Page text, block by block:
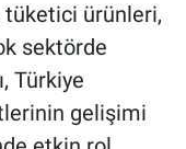
tüketici ürünleri,
sektörde
Türkiye
gelişimi